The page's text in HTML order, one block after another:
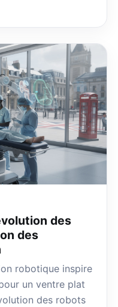
des
des
robotique inspire
un ventre plat
des robots